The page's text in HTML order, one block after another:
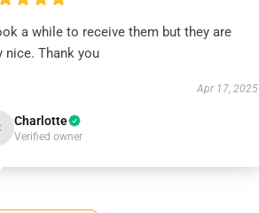
a while to receive them but they are
nice. Thank you
Apr 17, 2025
Charlotte
Verified owner